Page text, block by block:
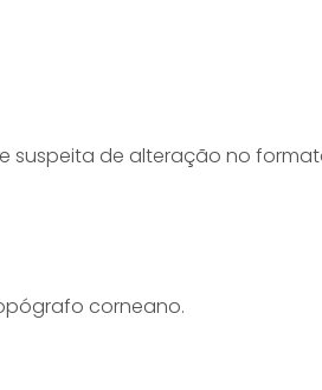
suspeita de alteração no
corneano.